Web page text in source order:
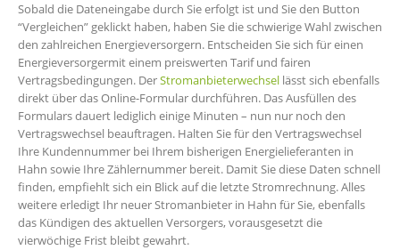
Sobald die Dateneingabe durch Sie erfolgt ist und Sie den Button
“Vergleichen” geklickt haben, haben Sie die schwierige Wahl zwischen
den zahlreichen Energieversorgern. Entscheiden Sie sich für einen
Energieversorgermit einem preiswerten Tarif und fairen
Vertragsbedingungen. DerStromanbieterwechsel lässt sich ebenfalls
direkt über das Online-Formular durchführen. Das Ausfüllen des
Formulars dauert lediglich einige Minuten – nun nur noch den
Vertragswechsel beauftragen. Halten Sie für den Vertragswechsel
Ihre Kundennummer bei Ihrem bisherigen Energielieferanten in
Hahn sowie Ihre Zählernummer bereit. Damit Sie diese Daten schnell
finden, empfiehlt sich ein Blick auf die letzte Stromrechnung. Alles
weitere erledigt Ihr neuer Stromanbieter in Hahn für Sie, ebenfalls
das Kündigen des aktuellen Versorgers, vorausgesetzt die
vierwöchige Frist bleibt gewahrt.